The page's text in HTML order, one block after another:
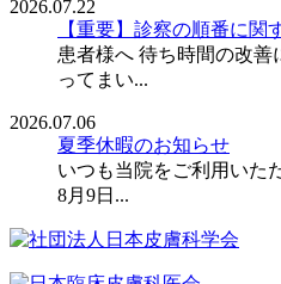
2026.07.22
【重要】診察の順番に関
患者様へ 待ち時間の改
ってまい...
2026.07.06
夏季休暇のお知らせ
いつも当院をご利用いた
8月9日...